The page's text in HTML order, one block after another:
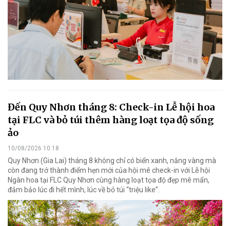
Đến Quy Nhơn tháng 8: Check-in Lễ hội hoa
tại FLC và bỏ túi thêm hàng loạt tọa độ sống
ảo
10/08/2026 10:18
Quy Nhơn (Gia Lai) tháng 8 không chỉ có biển xanh, nắng vàng mà
còn đang trở thành điểm hẹn mới của hội mê check-in với Lễ hội
Ngàn hoa tại FLC Quy Nhơn cùng hàng loạt tọa độ đẹp mê mẩn,
đảm bảo lúc đi hết mình, lúc về bỏ túi “triệu like”.